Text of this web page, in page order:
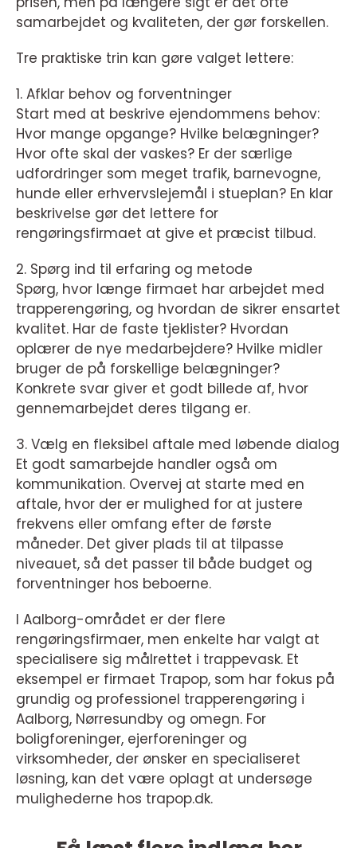
samarbejdet og kvaliteten, der gør forskellen.
Tre praktiske trin kan gøre valget lettere:
1. Afklar behov og forventninger
Start med at beskrive ejendommens behov:
Hvor mange opgange? Hvilke belægninger?
Hvor ofte skal der vaskes? Er der særlige
udfordringer som meget trafik, barnevogne,
hunde eller erhvervslejemål i stueplan? En klar
beskrivelse gør det lettere for
rengøringsfirmaet at give et præcist tilbud.
2. Spørg ind til erfaring og metode
Spørg, hvor længe firmaet har arbejdet med
trapperengøring, og hvordan de sikrer ensartet
kvalitet. Har de faste tjeklister? Hvordan
oplærer de nye medarbejdere? Hvilke midler
bruger de på forskellige belægninger?
Konkrete svar giver et godt billede af, hvor
gennemarbejdet deres tilgang er.
3. Vælg en fleksibel aftale med løbende dialog
Et godt samarbejde handler også om
kommunikation. Overvej at starte med en
aftale, hvor der er mulighed for at justere
frekvens eller omfang efter de første
måneder. Det giver plads til at tilpasse
niveauet, så det passer til både budget og
forventninger hos beboerne.
I Aalborg-området er der flere
rengøringsfirmaer, men enkelte har valgt at
specialisere sig målrettet i trappevask. Et
eksempel er firmaet Trapop, som har fokus på
grundig og professionel trapperengøring i
Aalborg, Nørresundby og omegn. For
boligforeninger, ejerforeninger og
virksomheder, der ønsker en specialiseret
løsning, kan det være oplagt at undersøge
mulighederne hos trapop.dk.